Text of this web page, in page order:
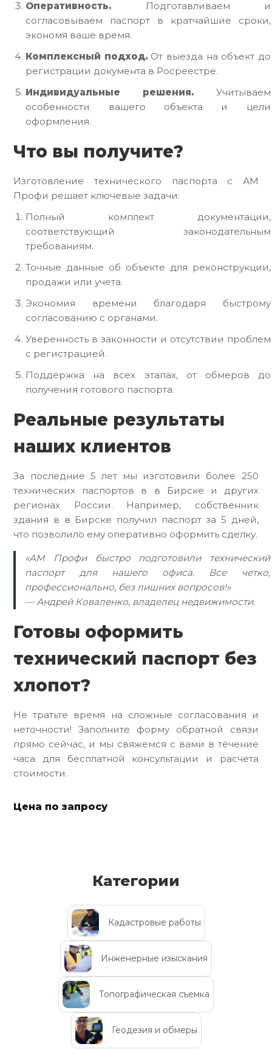
Оперативность. Подготавливаем и
согласовываем паспорт в кратчайшие сроки,
экономя ваше время.
Комплексный подход.От выезда на объект до
регистрации документа в Росреестре.
Индивидуальные решения. Учитываем
особенности вашего объекта и цели
оформления.
Что вы получите?
Изготовление технического паспорта с АМ
Профи решает ключевые задачи:
Полный комплект документации,
соответствующий законодательным
требованиям.
Точные данные об объекте для реконструкции,
продажи или учета.
Экономия времени благодаря быстрому
согласованию с органами.
Уверенность в законности и отсутствии проблем
с регистрацией.
Поддержка на всех этапах, от обмеров до
получения готового паспорта.
Реальные результаты
наших клиентов
За последние 5 лет мы изготовили более 250
технических паспортов в в Бирске и других
регионах России. Например, собственник
здания в в Бирске получил паспорт за 5 дней,
что позволило ему оперативно оформить сделку.
«АМ Профи быстро подготовили технический
паспорт для нашего офиса. Все четко,
профессионально, без лишних вопросов!»
— Андрей Коваленко, владелец недвижимости.
Готовы оформить
технический паспорт без
хлопот?
Не тратьте время на сложные согласования и
неточности! Заполните форму обратной связи
прямо сейчас, и мы свяжемся с вами в течение
часа для бесплатной консультации и расчета
стоимости.
Цена по запросу
Категории
Кадастровые работы
Инженерные изыскания
Топографическая съемка
Геодезия и обмеры